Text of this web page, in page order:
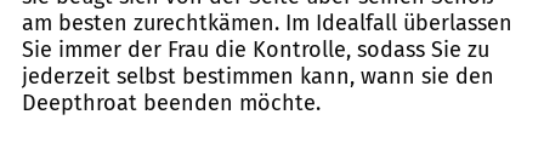
am besten zurechtkämen. Im Idealfall überlassen
Sie immer der Frau die Kontrolle, sodass Sie zu
jederzeit selbst bestimmen kann, wann sie den
Deepthroat beenden möchte.